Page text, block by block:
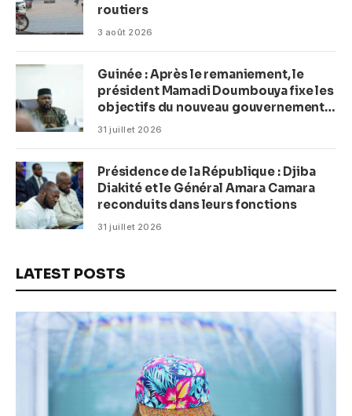
routiers
3 août 2026
Guinée : Après le remaniement, le
président Mamadi Doumbouya fixe les
objectifs du nouveau gouvernement
(CM)
31 juillet 2026
Présidence de la République : Djiba
Diakité et le Général Amara Camara
reconduits dans leurs fonctions
31 juillet 2026
LATEST POSTS